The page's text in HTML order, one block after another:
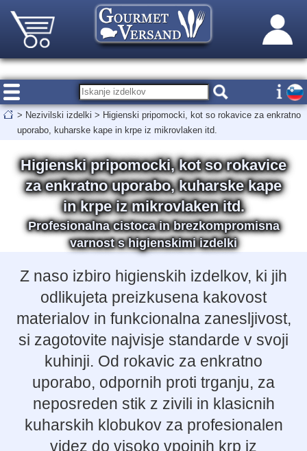
> Nezivilski izdelki > Higienski pripomocki, kot so rokavice za enkratno
uporabo, kuharske kape in krpe iz mikrovlaken itd.
Higienski pripomocki, kot so rokavice
za enkratno uporabo, kuharske kape
in krpe iz mikrovlaken itd.
Profesionalna cistoca in brezkompromisna
varnost s higienskimi izdelki
Z naso izbiro higienskih izdelkov, ki jih
odlikujeta preizkusena kakovost
materialov in funkcionalna zanesljivost,
si zagotovite najvisje standarde v svoji
kuhinji. Od rokavic za enkratno
uporabo, odpornih proti trganju, za
neposreden stik z zivili in klasicnih
kuharskih klobukov za profesionalen
videz do visoko vpojnih krp iz